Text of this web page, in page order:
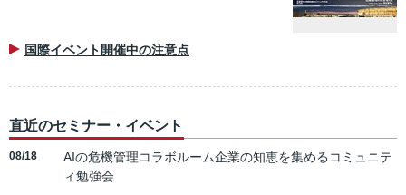
国際イベント開催中の注意点
直近のセミナー・イベント
08/18
AIの危機管理コラボルーム企業の知恵を集めるコミュニテ
ィ勉強会